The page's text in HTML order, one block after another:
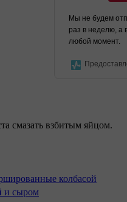
Мы не будем
раз в неделю, а
любой момент.
смазать взбитым яйцом.